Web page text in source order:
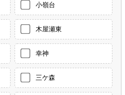
小嶺台
木屋瀬東
幸神
三ケ森